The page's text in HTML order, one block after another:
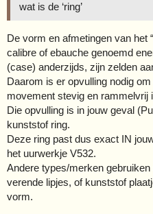
wat is de ‘ring’
De vorm en afmetingen van het
calibre of ebauche genoemd
(case) anderzijds, zijn zelden
Daarom is er opvulling nodig
movement stevig en rammelvrij
Die opvulling is in jouw geval
kunststof ring.
Deze ring past dus exact IN
het uurwerkje V532.
Andere types/merken
verende lipjes, of kunststof
vorm.